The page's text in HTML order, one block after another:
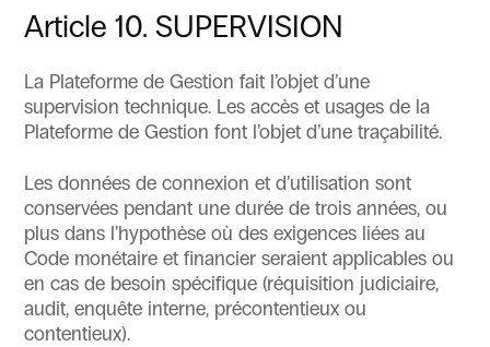
Article 10. SUPERVISION
La Plateforme de Gestion fait l’objet d’une
supervision technique. Les accès et usages de la
Plateforme de Gestion font l’objet d’une traçabilité.
Les données de connexion et d’utilisation sont
conservées pendant une durée de trois années, ou
plus dans l’hypothèse où des exigences liées au
Code monétaire et financier seraient applicables ou
en cas de besoin spécifique (réquisition judiciaire,
audit, enquête interne, précontentieux ou
contentieux).